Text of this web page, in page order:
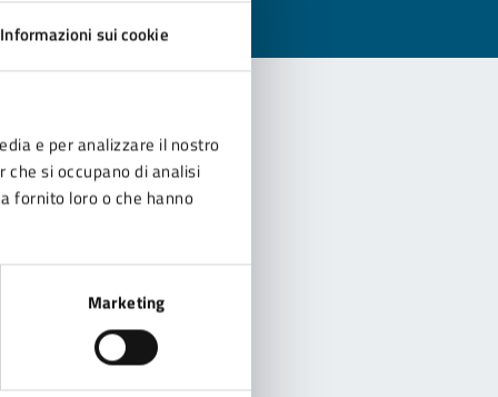
Informazioni sui cookie
e per analizzare il nostro
si occupano di analisi
fornito loro o che hanno
Marketing